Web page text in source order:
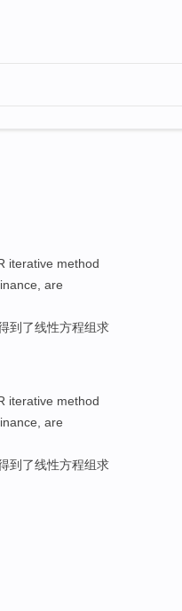
iterative method
are
到了线性方程组求
iterative method
are
到了线性方程组求